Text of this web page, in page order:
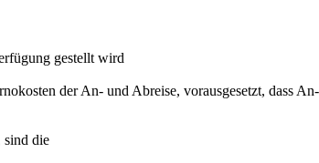
gestellt wird
der An- und Abreise, vorausgesetzt, dass
sind die